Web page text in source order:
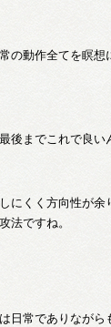
の動作全てを瞑想
後までこれで良い
にくく方向性が余
法ですね。
日常でありながら